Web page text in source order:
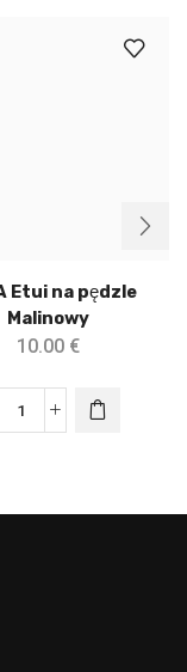
Etui na pędzle
Malinowy
10.00 €